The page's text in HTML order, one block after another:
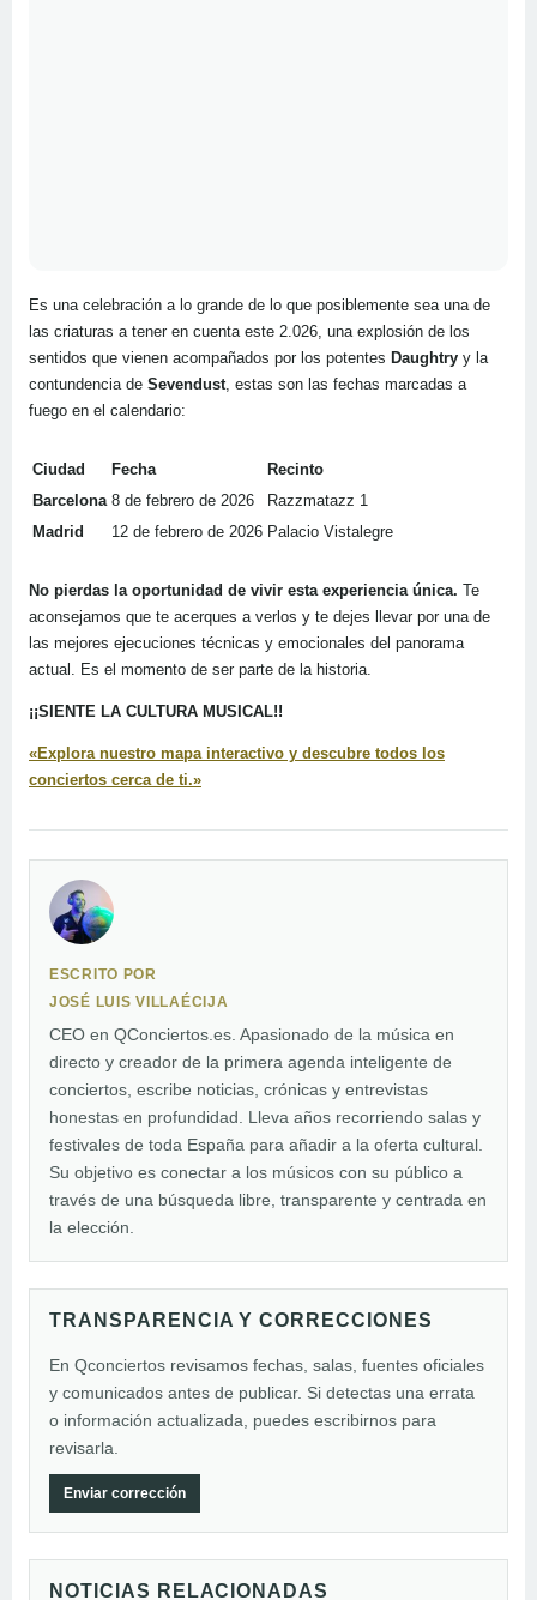
Es una celebración a lo grande de lo que posiblemente sea una de
las criaturas a tener en cuenta este 2.026, una explosión de los
sentidos que vienen acompañados por los potentes Daughtry y la
contundencia de Sevendust, estas son las fechas marcadas a
fuego en el calendario:
Ciudad Fecha
Recinto
Barcelona 8 de febrero de 2026
Razzmatazz 1
Madrid
12 de febrero de 2026 Palacio Vistalegre
No pierdas la oportunidad de vivir esta experiencia única. Te
aconsejamos que te acerques a verlos y te dejes llevar por una de
las mejores ejecuciones técnicas y emocionales del panorama
actual. Es el momento de ser parte de la historia.
¡¡SIENTE LA CULTURA MUSICAL!!
«Explora nuestro mapa interactivo y descubre todos los
conciertos cerca de ti.»
ESCRITO POR
JOSÉ LUIS VILLAÉCIJA
CEO en QConciertos.es. Apasionado de la música en
directo y creador de la primera agenda inteligente de
conciertos, escribe noticias, crónicas y entrevistas
honestas en profundidad. Lleva años recorriendo salas y
festivales de toda España para añadir a la oferta cultural.
Su objetivo es conectar a los músicos con su público a
través de una búsqueda libre, transparente y centrada en
la elección.
TRANSPARENCIA Y CORRECCIONES
En Qconciertos revisamos fechas, salas, fuentes oficiales
y comunicados antes de publicar. Si detectas una errata
o información actualizada, puedes escribirnos para
revisarla.
Enviar corrección
NOTICIAS RELACIONADAS